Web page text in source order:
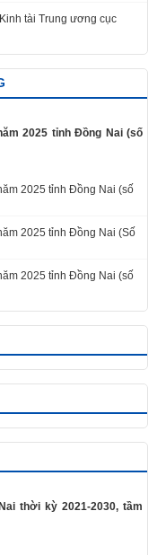
tài Trung ương cục
2025 tỉnh Đồng Nai (số
2025 tỉnh Đồng Nai (số
2025 tỉnh Đồng Nai (Số
2025 tỉnh Đồng Nai (số
thời kỳ 2021-2030, tầm